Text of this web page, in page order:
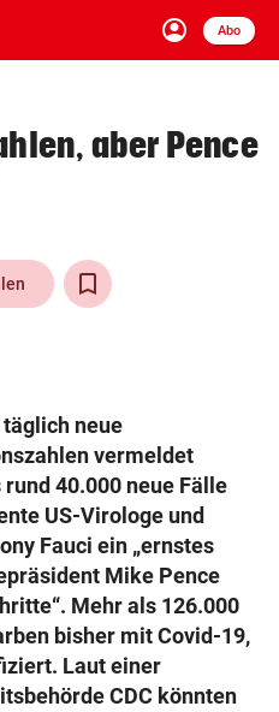
account_circle
Anmelden
Abo
close Schließen
arrow_right
KG 2026
aber Pence
täglich neue
vermeldet
40.000 neue Fälle
US-Virologe und
Fauci ein „ernstes
Mike Pence
Mehr als 126.000
bisher mit Covid-19,
Laut einer
CDC könnten